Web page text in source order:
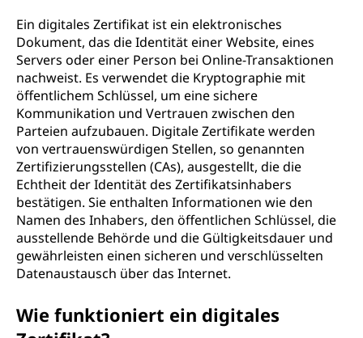
Ein digitales Zertifikat ist ein elektronisches
Dokument, das die Identität einer Website, eines
Servers oder einer Person bei Online-Transaktionen
nachweist. Es verwendet die Kryptographie mit
öffentlichem Schlüssel, um eine sichere
Kommunikation und Vertrauen zwischen den
Parteien aufzubauen. Digitale Zertifikate werden
von vertrauenswürdigen Stellen, so genannten
Zertifizierungsstellen (CAs), ausgestellt, die die
Echtheit der Identität des Zertifikatsinhabers
bestätigen. Sie enthalten Informationen wie den
Namen des Inhabers, den öffentlichen Schlüssel, die
ausstellende Behörde und die Gültigkeitsdauer und
gewährleisten einen sicheren und verschlüsselten
Datenaustausch über das Internet.
Wie funktioniert ein digitales